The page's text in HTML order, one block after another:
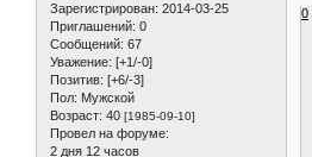
Зарегистрирован: 2014-03-25
Приглашений: 0
Сообщений: 67
Уважение: [+1/-0]
Позитив: [+6/-3]
Пол: Мужской
Возраст: 40 [1985-09-10]
Провел на форуме:
2 дня 12 часов
0